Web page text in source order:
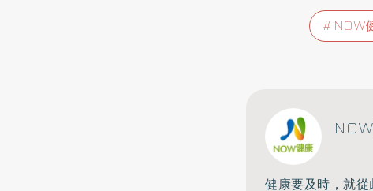
NOW
健康要及時，就